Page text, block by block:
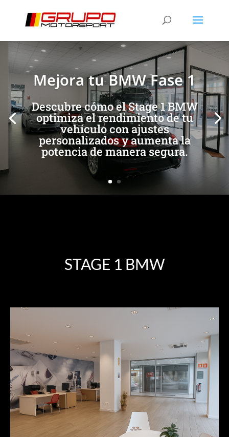
Mejora tu BMW Fase 1
Descubre cómo el Stage 1 BMW
optimiza el rendimiento de tu
vehículo con ajustes
personalizados y aumenta la
potencia de manera segura.
[/et_pb_slide] [/et_pb_slide]
STAGE 1 BMW